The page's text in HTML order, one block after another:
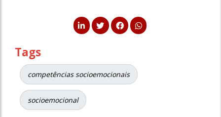
Tags
competências socioemocionais
socioemocional